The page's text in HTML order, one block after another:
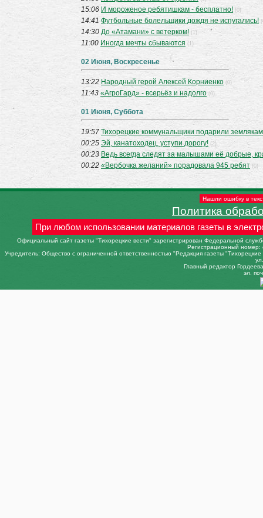
15:06 И мороженое ребятишкам - бесплатно! (0)
14:41 Футбольные болельщики дождя не испугались!
14:30 До «Атамани» с ветерком! (1)
11:00 Иногда мечты сбываются (1)
02 Июня, Воскресенье
13:22 Народный герой Алексей Корниенко (0)
11:43 «АгроГард» - всерьёз и надолго (0)
01 Июня, Суббота
19:57 Тихорецкие коммунальщики подарили
00:25 Эй, канатоходец, уступи дорогу! (2)
00:23 Ведь всегда следят за малышами её добрые,
00:22 «Вербочка желаний» порадовала 945 ребят (0)
Нашли ошибку в
Политика
При любом использовании материалов газеты в
Официальный сайт газеты "Тихорецкие вести" зарегистрирован Федеральной
Регистрационный
Учредитель: Общество с ограниченной ответственностью "Редакция газеты
Главный редактор
эл.